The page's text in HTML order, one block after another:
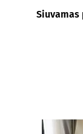
Siuvamas